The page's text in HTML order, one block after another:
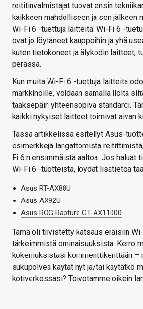
reititinvalmistajat tuovat ensin
kaikkeen mahdolliseen ja sen jälkeen
Wi-Fi 6 -tuettuja laitteita. Wi-Fi 6 -
ovat jo löytäneet kauppoihin ja yhä
kuten tietokoneet ja älykodin laitteet,
perässä.
Kun muita Wi-Fi 6 -tuettuja laitteita
markkinoille, voidaan samalla iloita
taaksepäin yhteensopiva standardi.
kaikki nykyiset laitteet toimivat aivan
Tässä artikkelissa esitellyt Asus-
esimerkkejä langattomista
Fi 6:n ensimmäistä aaltoa. Jos haluat
Wi-Fi 6 -tuotteista, löydät lisätietoa
Asus RT-AX88U
Asus AX92U
Asus ROG Rapture GT-AX11000
Tämä oli tiivistetty katsaus eräisiin
tärkeimmistä ominaisuuksista. Kerro
kokemuksistasi kommenttikenttään –
sukupolvea käytät nyt ja/tai käytätkö
kotiverkossasi? Toivotamme oikein